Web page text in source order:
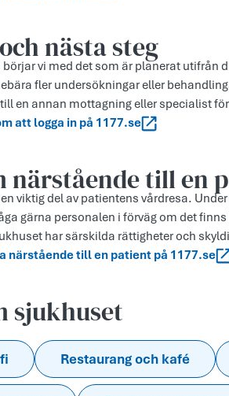
nästa steg
vi med det som är planerat utifrån
fler undersökningar eller
en annan mottagning eller specialist
att logga in på 1177.se
närstående till en
viktig del av patientens vårdresa.
gärna personalen i förväg om det
har särskilda rättigheter och
närstående till en patient på 1177.se
sjukhuset
Restaurang och kafé